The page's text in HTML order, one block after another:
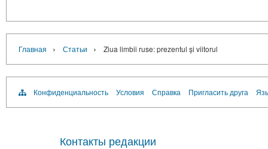
Главная › Статьи › Ziua limbii ruse: prezentul și viitorul
Конфиденциальность Условия Справка Пригласить друга
Контакты редакции